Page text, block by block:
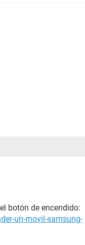
botón de encendido:
un-movil-samsung-